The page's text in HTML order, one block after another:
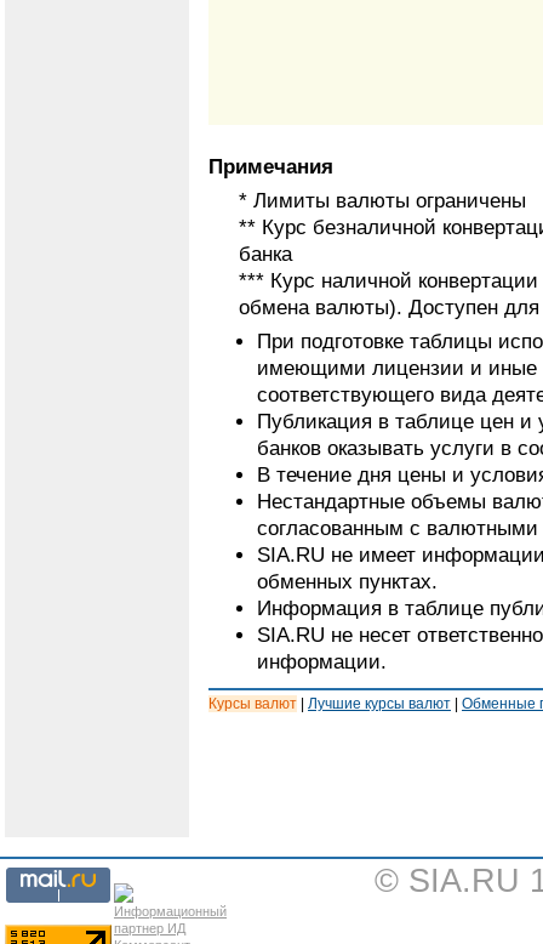
Примечания
* Лимиты валюты ограничены
** Курс безналичной
банка
*** Курс наличной
обмена валюты). Доступен для
При подготовке таблицы
имеющими лицензии и иные
соответствующего вида
Публикация в таблице цен и
банков оказывать услуги в
В течение дня цены и
Нестандартные объемы
согласованным с валютными
SIA.RU не имеет
обменных пунктах.
Информация в таблице
SIA.RU не несет
информации.
Курсы валют Лучшие курсы валют Обменные
© SIA.RU